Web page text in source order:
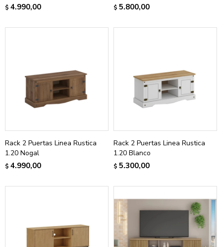
$ 4.990,00 $ 5.800,00
Rack 2 Puertas Linea Rustica
1.20 Nogal
$ 4.990,00
Rack 2 Puertas Linea Rustica
1.20 Blanco
$ 5.300,00